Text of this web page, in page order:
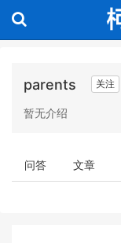
parents 关注
暂无介绍
问答 文章